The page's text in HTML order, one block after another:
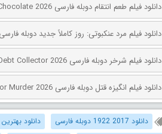
دانلود فیلم طعم انتقام دوبله فارسی One Spoon of Chocolate 2026
دانلود فیلم مرد عنکبوتی: روز کاملاً جدید دوبله فارسی Spider-Man: Brand New Day 2026
دانلود فیلم شرخر دوبله فارسی The Debt Collector 2026
دانلود فیلم انگیزه قتل دوبله فارسی M4M: Motive for Murder 2026
دانلود 2017 1922 دوبله فارسی دانلود بهترین